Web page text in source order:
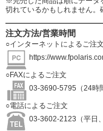
切れているかもしれません。
注文方法/営業時間
○インターネットによるご注文
https://
○FAXによるご注文
03-3690-5795（24時
○電話によるご注文
03-3602-2123（平日